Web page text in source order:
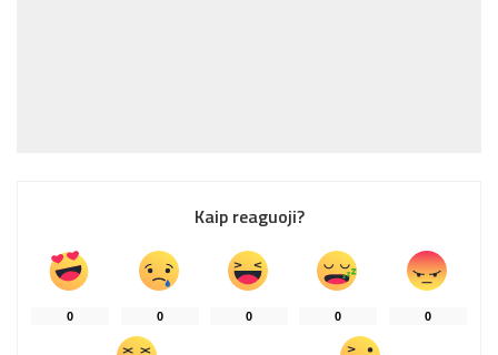
Kaip reaguoji?
0 0 0 0 0